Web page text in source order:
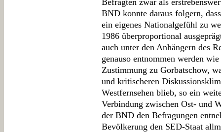
Befragten zwar als
BND konnte daraus folgern,
ein eigenes Nationalgefühl zu
1986 überproportional
auch unter den Anhängern des
genauso entnommen werden
Zustimmung zu Gorbatschow,
und kritischeren
Westfernsehen blieb, so ein
Verbindung zwischen Ost- und
der BND den Befragungen
Bevölkerung den SED-Staat